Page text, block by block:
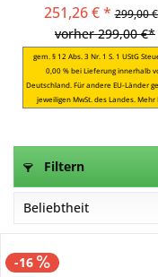
251,26 € * 299,00
vorher 299,00 €*
gem. § 12 Abs. 3 Nr. 1 S. 1 UStG
0,00 % bei Lieferung innerhalb
Deutschland. Für andere EU-Länder
jeweiligen MwSt. des Landes. Mehr
Filtern
-16